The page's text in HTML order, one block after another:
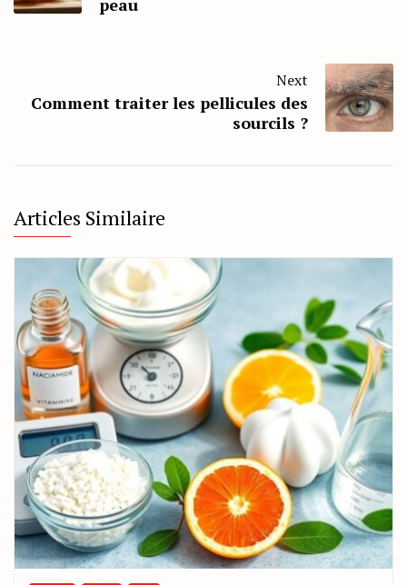
peau
Next
Comment traiter les pellicules des
sourcils ?
Articles Similaire